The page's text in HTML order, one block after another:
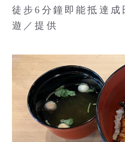
徒步6分鐘即能抵達
遊／提供